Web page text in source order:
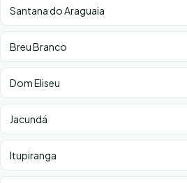
Santana do Araguaia
Breu Branco
Dom Eliseu
Jacundá
Itupiranga